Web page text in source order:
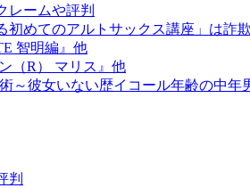
レームや評判
めてのアルトサックス講座」は詐
智明編』他
（R） マリス』他
～彼女いない歴イコール年齢の中
判